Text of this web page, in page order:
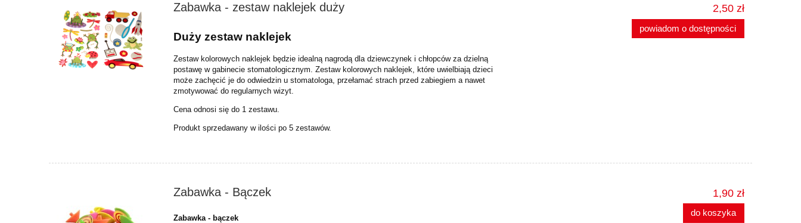
Zabawka - zestaw naklejek duży
Duży zestaw naklejek
Zestaw kolorowych naklejek będzie idealną nagrodą dla dziewczynek i chłopców za dzielną
postawę w gabinecie stomatologicznym. Zestaw kolorowych naklejek, które uwielbiają dzieci
może zachęcić je do odwiedzin u stomatologa, przełamać strach przed zabiegiem a nawet
zmotywować do regularnych wizyt.
Cena odnosi się do 1 zestawu.
Produkt sprzedawany w ilości po 5 zestawów.
2,50 zł
powiadom o dostępności
Zabawka - Bączek
Zabawka - bączek
1,90 zł
do koszyka